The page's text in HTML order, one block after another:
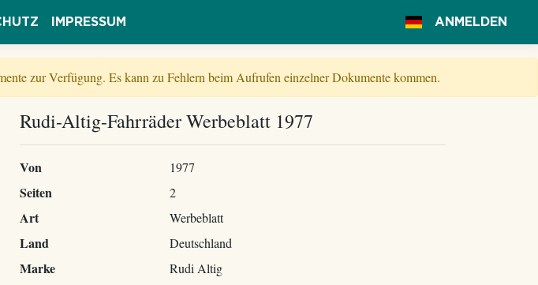
IMPRESSUM ANMELDEN
zur Verfügung. Es kann zu Fehlern beim Aufrufen einzelner Dokumente kommen.
Rudi-Altig-Fahrräder Werbeblatt 1977
Von 1977
Seiten 2
Art Werbeblatt
Land Deutschland
Marke Rudi Altig